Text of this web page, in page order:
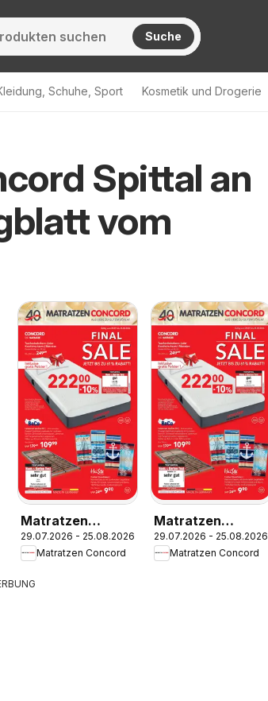
Suche
Schuhe, Sport Kosmetik und Drogerie
Spittal an
vom
Matratzen
Concord Flugblatt
29.07.2026 - 25.08.2026
Matratzen Concord
Matratzen
Concord
Vösendorf
29.07.2026 - 25.08.2026
Matratzen Concord